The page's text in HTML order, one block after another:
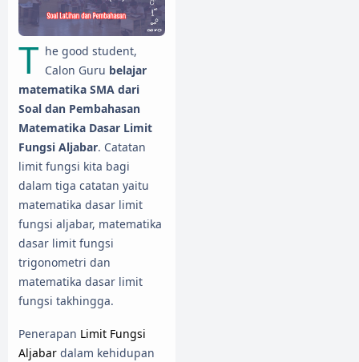
T he good student,
Calon Guru belajar
matematika SMA dari
Soal dan Pembahasan
Matematika Dasar Limit
Fungsi Aljabar. Catatan
limit fungsi kita bagi
dalam tiga catatan yaitu
matematika dasar limit
fungsi aljabar, matematika
dasar limit fungsi
trigonometri dan
matematika dasar limit
fungsi takhingga.
Penerapan Limit Fungsi
Aljabar dalam kehidupan